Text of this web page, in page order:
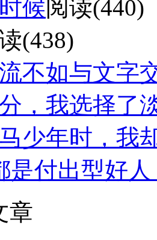
候阅读(440)
(438)
不如与文字
，我选择了
少年时，我
是付出型好
章